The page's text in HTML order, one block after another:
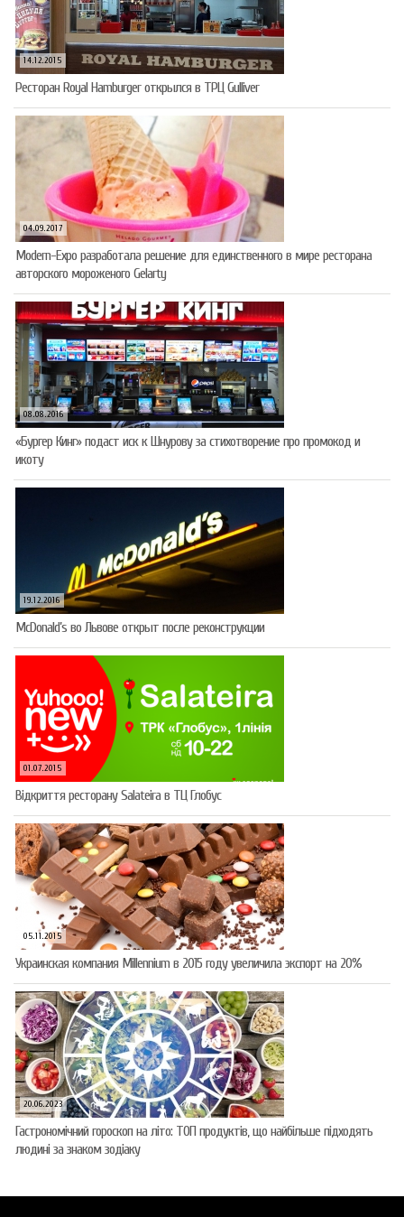
14.12.2015
Ресторан Royal Hamburger открылся в ТРЦ Gulliver
04.09.2017
Modern-Expo разработала решение для единственного в мире ресторана
авторского мороженого Gelarty
08.08.2016
«Бургер Кинг» подаст иск к Шнурову за стихотворение про промокод и
икоту
19.12.2016
McDonald’s во Львове открыт после реконструкции
01.07.2015
Відкриття ресторану Salateirа в ТЦ Глобус
05.11.2015
Украинская компания Millennium в 2015 году увеличила экспорт на 20%
20.06.2023
Гастрономічний гороскоп на літо: ТОП продуктів, що найбільше підходять
людині за знаком зодіаку